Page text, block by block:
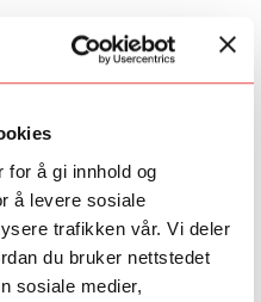
for å gi innhold og
å levere sosiale
trafikken vår. Vi deler
du bruker nettstedet
sosiale medier,
å være med å gjøre dette
og planlegger
kommer snart.